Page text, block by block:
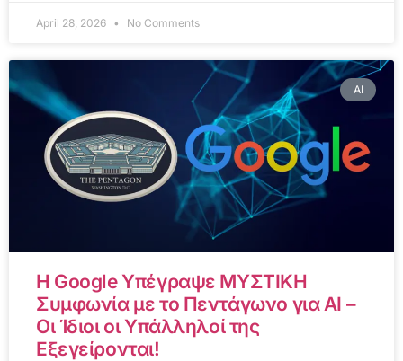
April 28, 2026 No Comments
AI
Η Google Υπέγραψε ΜΥΣΤΙΚΗ
Συμφωνία με το Πεντάγωνο για AI –
Οι Ίδιοι οι Υπάλληλοί της
Εξεγείρονται!